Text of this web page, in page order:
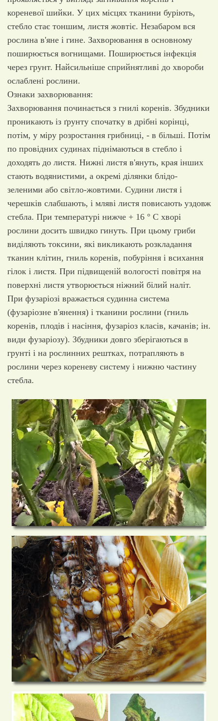
кореневої шийки. У цих місцях тканини буріють,
стебло стає тоншим, листя жовтіє. Незабаром вся
рослина в'яне і гине. Захворювання в основному
поширюється вогнищами. Поширюється інфекція
через грунт. Найсильніше сприйнятливі до хвороби
ослаблені рослини.
Ознаки захворювання:
Захворювання починається з гнилі коренів. Збудники
проникають із ґрунту спочатку в дрібні корінці,
потім, у міру розростання грибниці, - в більші. Потім
по провідних судинах піднімаються в стебло і
доходять до листя. Нижні листя в'януть, края інших
стають водянистими, а окремі ділянки блідо-
зеленими або світло-жовтими. Судини листя і
черешків слабшають, і мляві листя повисають уздовж
стебла. При температурі нижче + 16 ° С хворі
рослини досить швидко гинуть. При цьому гриби
виділяють токсини, які викликають розкладання
тканин клітин, гниль коренів, побуріння і всихання
гілок і листя. При підвищеній вологості повітря на
поверхні листя утворюється ніжний білий наліт.
При фузаріозі вражається судинна система
(фузаріозне в'янення) і тканини рослини (гниль
коренів, плодів і насіння, фузаріоз класів, качанів; ін.
види фузаріозу). Збудники довго зберігаються в
грунті і на рослинних рештках, потрапляють в
рослини через кореневу систему і нижню частину
стебла.